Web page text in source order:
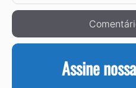
Assine